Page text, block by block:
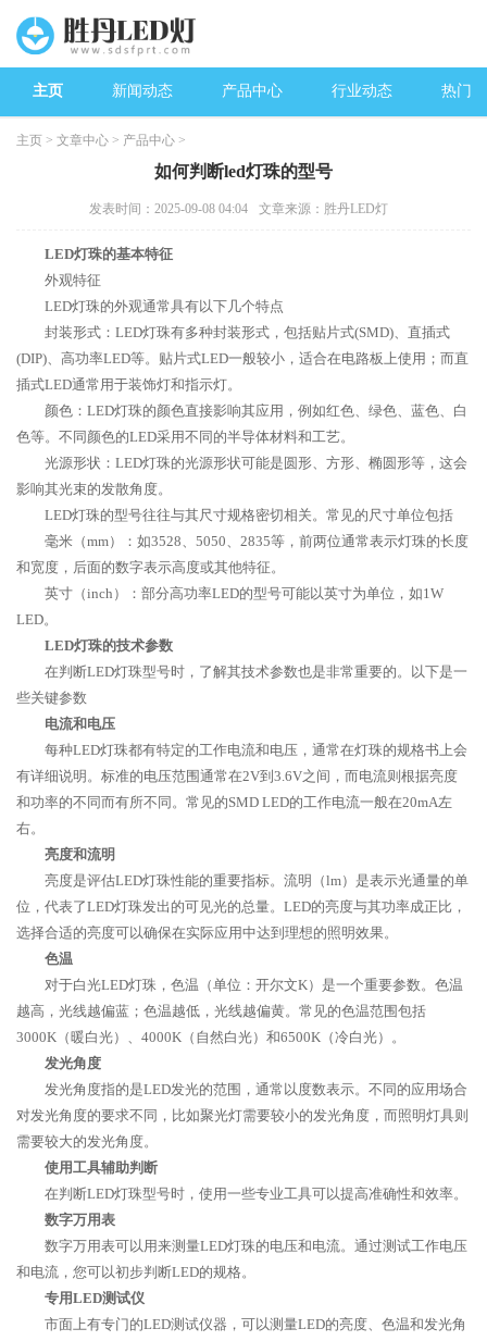
主页 新闻动态 产品中心 行业动态 热门
主页 > 文章中心 > 产品中心 >
如何判断led灯珠的型号
发表时间：2025-09-08 04:04 文章来源：胜丹LED灯
LED灯珠的基本特征
外观特征
LED灯珠的外观通常具有以下几个特点
封装形式：LED灯珠有多种封装形式，包括贴片式(SMD)、直插式
(DIP)、高功率LED等。贴片式LED一般较小，适合在电路板上使用；而直
插式LED通常用于装饰灯和指示灯。
颜色：LED灯珠的颜色直接影响其应用，例如红色、绿色、蓝色、白
色等。不同颜色的LED采用不同的半导体材料和工艺。
光源形状：LED灯珠的光源形状可能是圆形、方形、椭圆形等，这会
影响其光束的发散角度。
LED灯珠的型号往往与其尺寸规格密切相关。常见的尺寸单位包括
毫米（mm）：如3528、5050、2835等，前两位通常表示灯珠的长度
和宽度，后面的数字表示高度或其他特征。
英寸（inch）：部分高功率LED的型号可能以英寸为单位，如1W
LED。
LED灯珠的技术参数
在判断LED灯珠型号时，了解其技术参数也是非常重要的。以下是一
些关键参数
电流和电压
每种LED灯珠都有特定的工作电流和电压，通常在灯珠的规格书上会
有详细说明。标准的电压范围通常在2V到3.6V之间，而电流则根据亮度
和功率的不同而有所不同。常见的SMD LED的工作电流一般在20mA左
右。
亮度和流明
亮度是评估LED灯珠性能的重要指标。流明（lm）是表示光通量的单
位，代表了LED灯珠发出的可见光的总量。LED的亮度与其功率成正比，
选择合适的亮度可以确保在实际应用中达到理想的照明效果。
色温
对于白光LED灯珠，色温（单位：开尔文K）是一个重要参数。色温
越高，光线越偏蓝；色温越低，光线越偏黄。常见的色温范围包括
3000K（暖白光）、4000K（自然白光）和6500K（冷白光）。
发光角度
发光角度指的是LED发光的范围，通常以度数表示。不同的应用场合
对发光角度的要求不同，比如聚光灯需要较小的发光角度，而照明灯具则
需要较大的发光角度。
使用工具辅助判断
在判断LED灯珠型号时，使用一些专业工具可以提高准确性和效率。
数字万用表
数字万用表可以用来测量LED灯珠的电压和电流。通过测试工作电压
和电流，您可以初步判断LED的规格。
专用LED测试仪
市面上有专门的LED测试仪器，可以测量LED的亮度、色温和发光角